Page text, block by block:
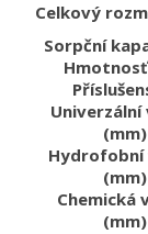
Celkový
Sorpční
Univerzální
(mm)
Hydrofobní
(mm)
Chemická
(mm)